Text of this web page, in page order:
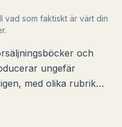
vad som faktiskt är värt din
och
ungefär
med olika rubriker